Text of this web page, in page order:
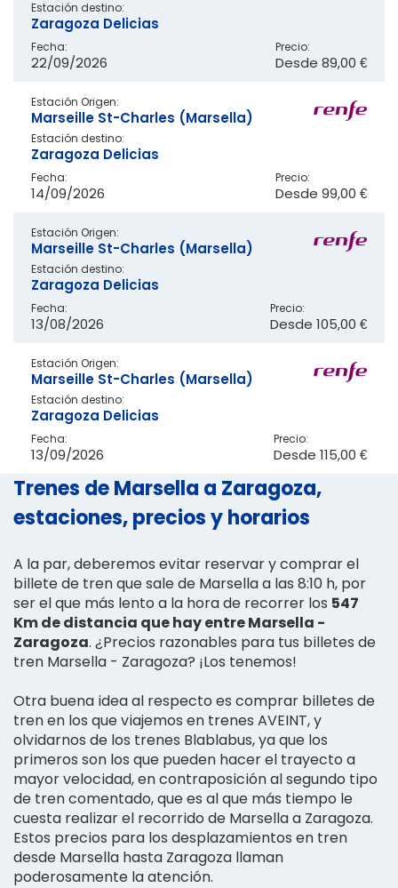
Estación destino:
Zaragoza Delicias
Fecha:
22/09/2026
Precio:
Desde 89,00 €
Estación Origen:
Marseille St-Charles (Marsella)
Estación destino:
Zaragoza Delicias
Fecha:
14/09/2026
Precio:
Desde 99,00 €
Estación Origen:
Marseille St-Charles (Marsella)
Estación destino:
Zaragoza Delicias
Fecha:
13/08/2026
Precio:
Desde 105,00 €
Estación Origen:
Marseille St-Charles (Marsella)
Estación destino:
Zaragoza Delicias
Fecha:
13/09/2026
Precio:
Desde 115,00 €
Trenes de Marsella a Zaragoza,
estaciones, precios y horarios
A la par, deberemos evitar reservar y comprar el
billete de tren que sale de Marsella a las 8:10 h, por
ser el que más lento a la hora de recorrer los 547
Km de distancia que hay entre Marsella -
Zaragoza. ¿Precios razonables para tus billetes de
tren Marsella - Zaragoza? ¡Los tenemos!
Otra buena idea al respecto es comprar billetes de
tren en los que viajemos en trenes AVEINT, y
olvidarnos de los trenes Blablabus, ya que los
primeros son los que pueden hacer el trayecto a
mayor velocidad, en contraposición al segundo tipo
de tren comentado, que es al que más tiempo le
cuesta realizar el recorrido de Marsella a Zaragoza.
Estos precios para los desplazamientos en tren
desde Marsella hasta Zaragoza llaman
poderosamente la atención.